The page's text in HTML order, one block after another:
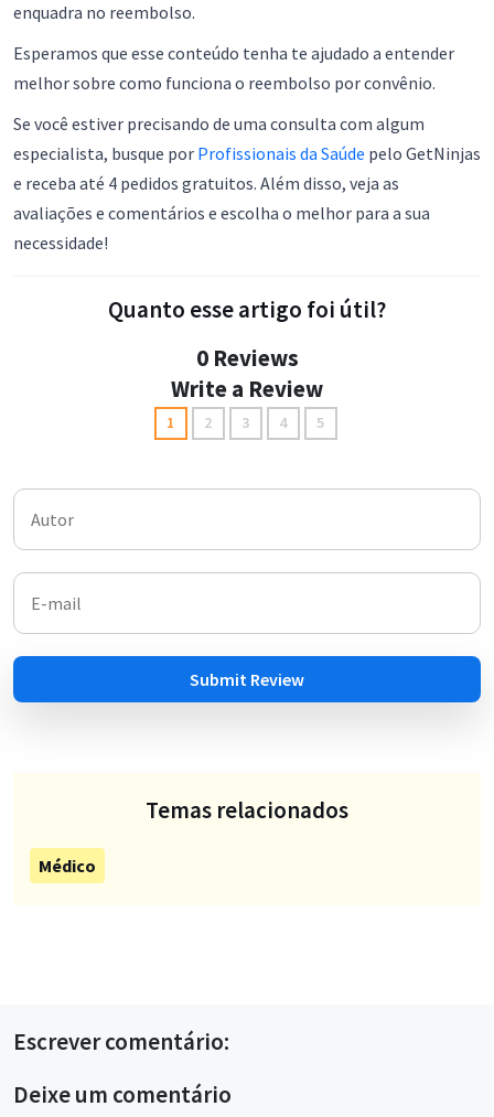
enquadra no reembolso.
Esperamos que esse conteúdo tenha te ajudado a entender
melhor sobre como funciona o reembolso por convênio.
Se você estiver precisando de uma consulta com algum
especialista, busque por Profissionais da Saúde pelo GetNinjas
e receba até 4 pedidos gratuitos. Além disso, veja as
avaliações e comentários e escolha o melhor para a sua
necessidade!
Quanto esse artigo foi útil?
0 Reviews
Write a Review
1 2 3 4 5
Submit Review
Temas relacionados
Médico
Escrever comentário:
Deixe um comentário